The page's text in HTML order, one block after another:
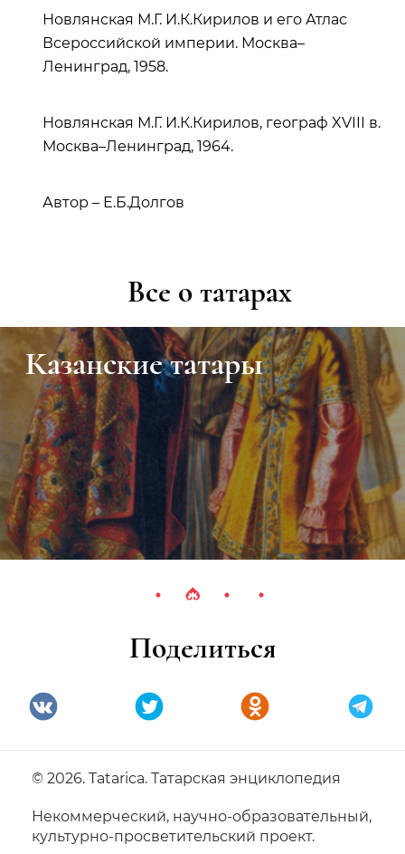
Новлянская М.Г. И.К.Кирилов и его Атлас
Всероссийской империи. Москва–
Ленинград, 1958.
Новлянская М.Г. И.К.Кирилов, географ XVIII в.
Москва–Ленинград, 1964.
Автор – Е.Б.Долгов
Все о татарах
Казанские татары
Поделиться
© 2026. Tatarica. Татарская энциклопедия
Некоммерческий, научно-образовательный,
культурно-просветительский проект.